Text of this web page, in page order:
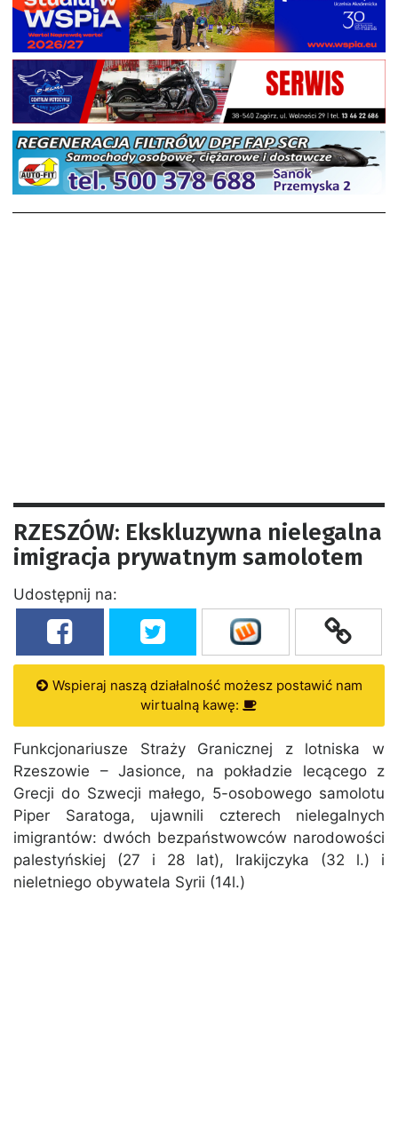
RZESZÓW: Ekskluzywna nielegalna
imigracja prywatnym samolotem
Udostępnij na:
Wspieraj naszą działalność możesz postawić nam
wirtualną kawę:
Funkcjonariusze Straży Granicznej z lotniska w
Rzeszowie – Jasionce, na pokładzie lecącego z
Grecji do Szwecji małego, 5-osobowego samolotu
Piper Saratoga, ujawnili czterech nielegalnych
imigrantów: dwóch bezpaństwowców narodowości
palestyńskiej (27 i 28 lat), Irakijczyka (32 l.) i
nieletniego obywatela Syrii (14l.)